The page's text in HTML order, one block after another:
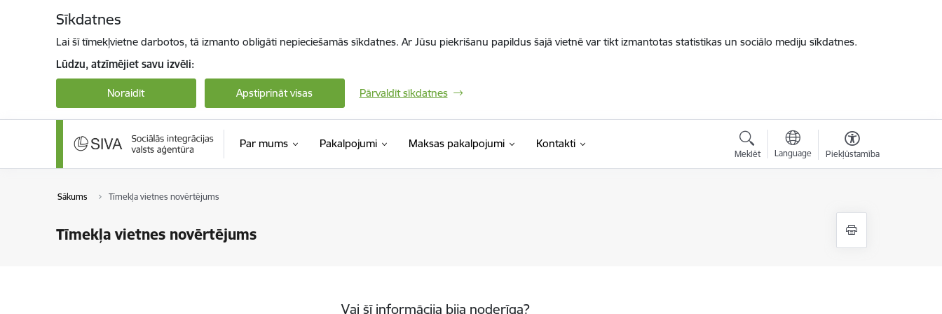
Sīkdatnes
Lai šī tīmekļvietne darbotos, tā izmanto obligāti nepieciešamās sīkdatnes. Ar Jūsu piekrišanu papildus šajā vietnē var tikt izmantotas statistikas un sociālo mediju sīkdatnes.
Lūdzu, atzīmējiet savu izvēli:
Noraidīt Apstiprināt visas Pārvaldīt sīkdatnes
Par mums Pakalpojumi Maksas pakalpojumi Kontakti
Meklēt Language Piekļūstamība
Sākums Tīmekļa vietnes novērtējums
Tīmekļa vietnes novērtējums
Vai šī informācija bija noderīga?